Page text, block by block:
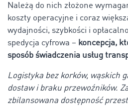
Należą do nich złożone
koszty operacyjne i coraz
wydajności, szybkości i
spedycja cyfrowa – koncepcja,
sposób świadczenia usług
Logistyka bez korków, wąskich
dostaw i braku przewoźników.
zbilansowana dostępność